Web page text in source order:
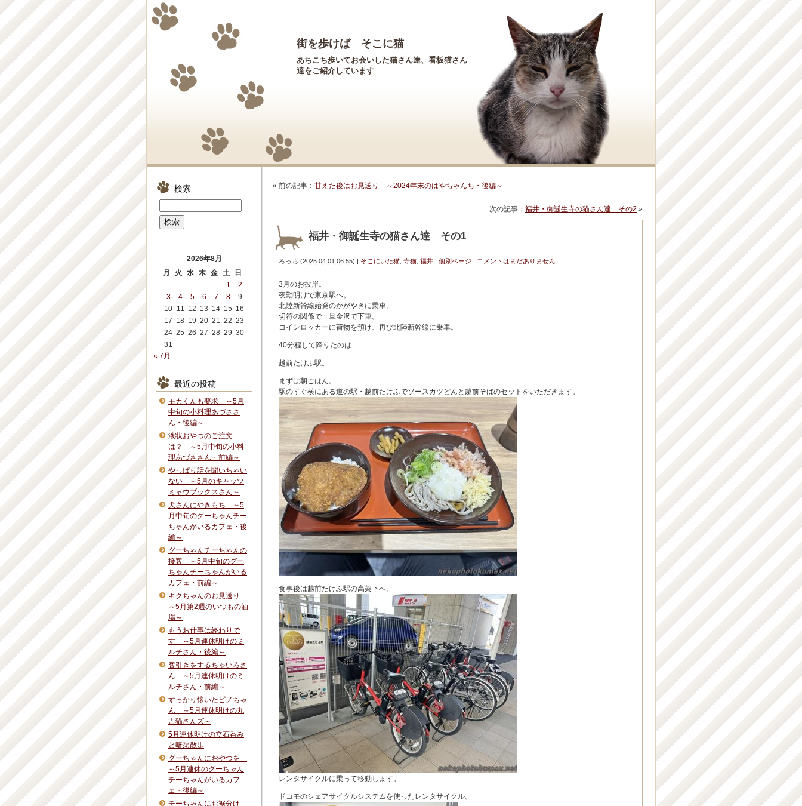
街を歩けば そこに猫
あちこち歩いてお会いした猫さん達、看板猫さん
達をご紹介しています
« 前の記事： 甘えた後はお見送り ～2024年末のはやちゃんち・後編～
次の記事： 福井・御誕生寺の猫さん達 その2 »
福井・御誕生寺の猫さん達 その1
ろっち (2025.04.01 06:55) | そこにいた猫 寺猫 福井 | 個別ページ | コメントはまだありません
3月のお彼岸。
夜勤明けで東京駅へ。
北陸新幹線始発のかがやきに乗車。
切符の関係で一旦金沢で下車。
コインロッカーに荷物を預け、再び北陸新幹線に乗車。
40分程して降りたのは…
越前たけふ駅。
まずは朝ごはん。
駅のすぐ横にある道の駅・越前たけふでソースカツどんと越前そばのセットをいただきます。
食事後は越前たけふ駅の高架下へ。
レンタサイクルに乗って移動します。
ドコモのシェアサイクルシステムを使ったレンタサイクル。
検索
2026年8月
月
火 水 木 金 土
日
1
2
3
4 5 6 7 8
9
10 11 12 13 14 15 16
17 18 19 20 21 22 23
24 25 26 27 28 29 30
31
« 7月
最近の投稿
モカくんも要求 ～5月
中旬の小料理あづささ
ん・後編～
液状おやつのご注文
は？ ～5月中旬の小料
理あづささん・前編～
やっぱり話を聞いちゃい
ない ～5月のキャッツ
ミャウブックスさん～
犬さんにやきもち ～5
月中旬のグーちゃんチー
ちゃんがいるカフェ・後
編～
グーちゃんチーちゃんの
接客 ～5月中旬のグー
ちゃんチーちゃんがいる
カフェ・前編～
キクちゃんのお見送り
～5月第2週のいつもの酒
場～
もうお仕事は終わりで
す ～5月連休明けのミ
ルチさん・後編～
客引きをするちゃいろさ
ん ～5月連休明けのミ
ルチさん・前編～
すっかり懐いたピノちゃ
ん ～5月連休明けの丸
吉猫さんズ～
5月連休明けの立石呑み
と暗渠散歩
グーちゃんにおやつを
～5月連休のグーちゃん
チーちゃんがいるカフ
ェ・後編～
チーちゃんにお裾分け